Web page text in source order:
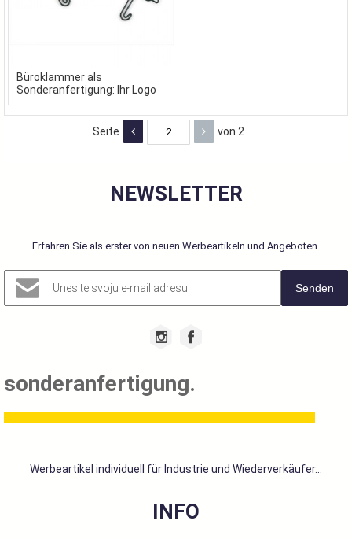
Büroklammer als
Sonderanfertigung: Ihr Logo
als Büroklammer
Seite von 2
NEWSLETTER
Erfahren Sie als erster von neuen Werbeartikeln und Angeboten.
Senden
sonderanfertigung.
Werbeartikel individuell für Industrie und Wiederverkäufer...
INFO